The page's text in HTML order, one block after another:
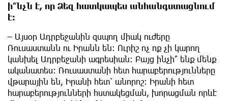
ի՞նչն է, որ Ձեզ հատկապես անհանգստացնում
է։
– Այսօր Ադրբեջանին զսպող միակ ուժերը
Ռուսաստանն ու Իրանն են։ Ուրիշ ոչ ոք չի կարող
կանխել Ադրբեջանի ագրեսիան։ Բայց ինչի՞ ենք մենք
ականատես։ Ռուսաստանի հետ հարաբերությունները
վթարային են, Իրանի հետ՝ անորոշ։ Իրանի հետ
հարաբերությունների հստակեցման, խորացման որևէ